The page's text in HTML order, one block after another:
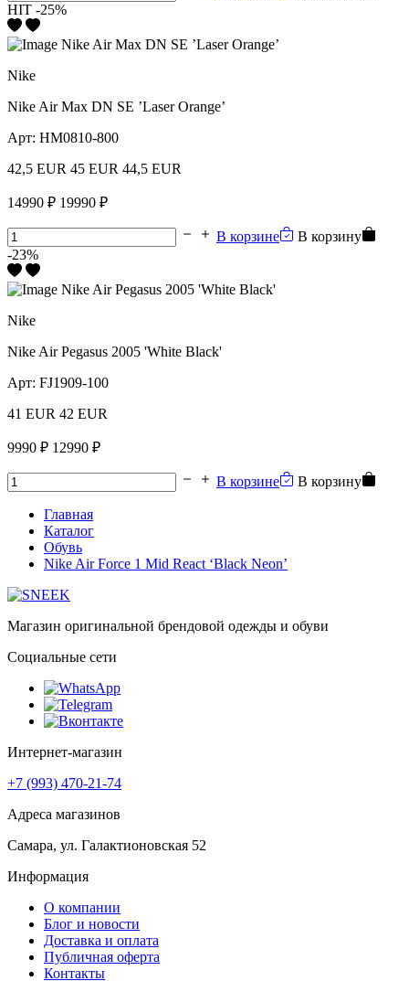
HIT -25%
Nike
Nike Air Max DN SE ’Laser Orange’
Арт: HM0810-800
42,5 EUR 45 EUR 44,5 EUR
14990 ₽ 19990 ₽
В корзине
В корзину
-23%
Nike
Nike Air Pegasus 2005 'White Black'
Арт: FJ1909-100
41 EUR 42 EUR
9990 ₽ 12990 ₽
В корзине В корзину
Главная
Каталог
Обувь
Nike Air Force 1 Mid React ‘Black Neon’
Магазин оригинальной брендовой одежды и обуви
Социальные сети
Интернет-магазин
+7 (993) 470-21-74
Адреса магазинов
Самара, ул. Галактионовская 52
Информация
О компании
Блог и новости
Доставка и оплата
Публичная оферта
Контакты